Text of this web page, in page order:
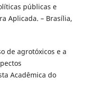
públicas e
Aplicada. – Brasília,
de agrotóxicos e a
Acadêmica do